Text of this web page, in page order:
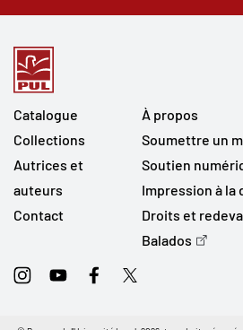
Catalogue
Collections
Autrices et
auteurs
Contact
À propos
Soumettre un
Soutien
Impression à la
Droits et
Balados
InstagramYoutubeFacebookTwitter